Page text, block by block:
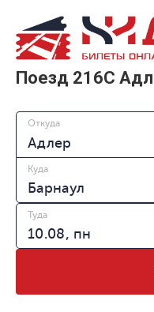
Поезд 216С
Откуда
Куда
Туда